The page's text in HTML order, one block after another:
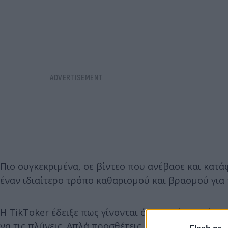
Πιο συγκεκριμένα, σε βίντεο που ανέβασε και
έναν ιδιαίτερο τρόπο καθαρισμού και βρασμού για
Η TikToker έδειξε πως γίνονται όλα πολύ πιο